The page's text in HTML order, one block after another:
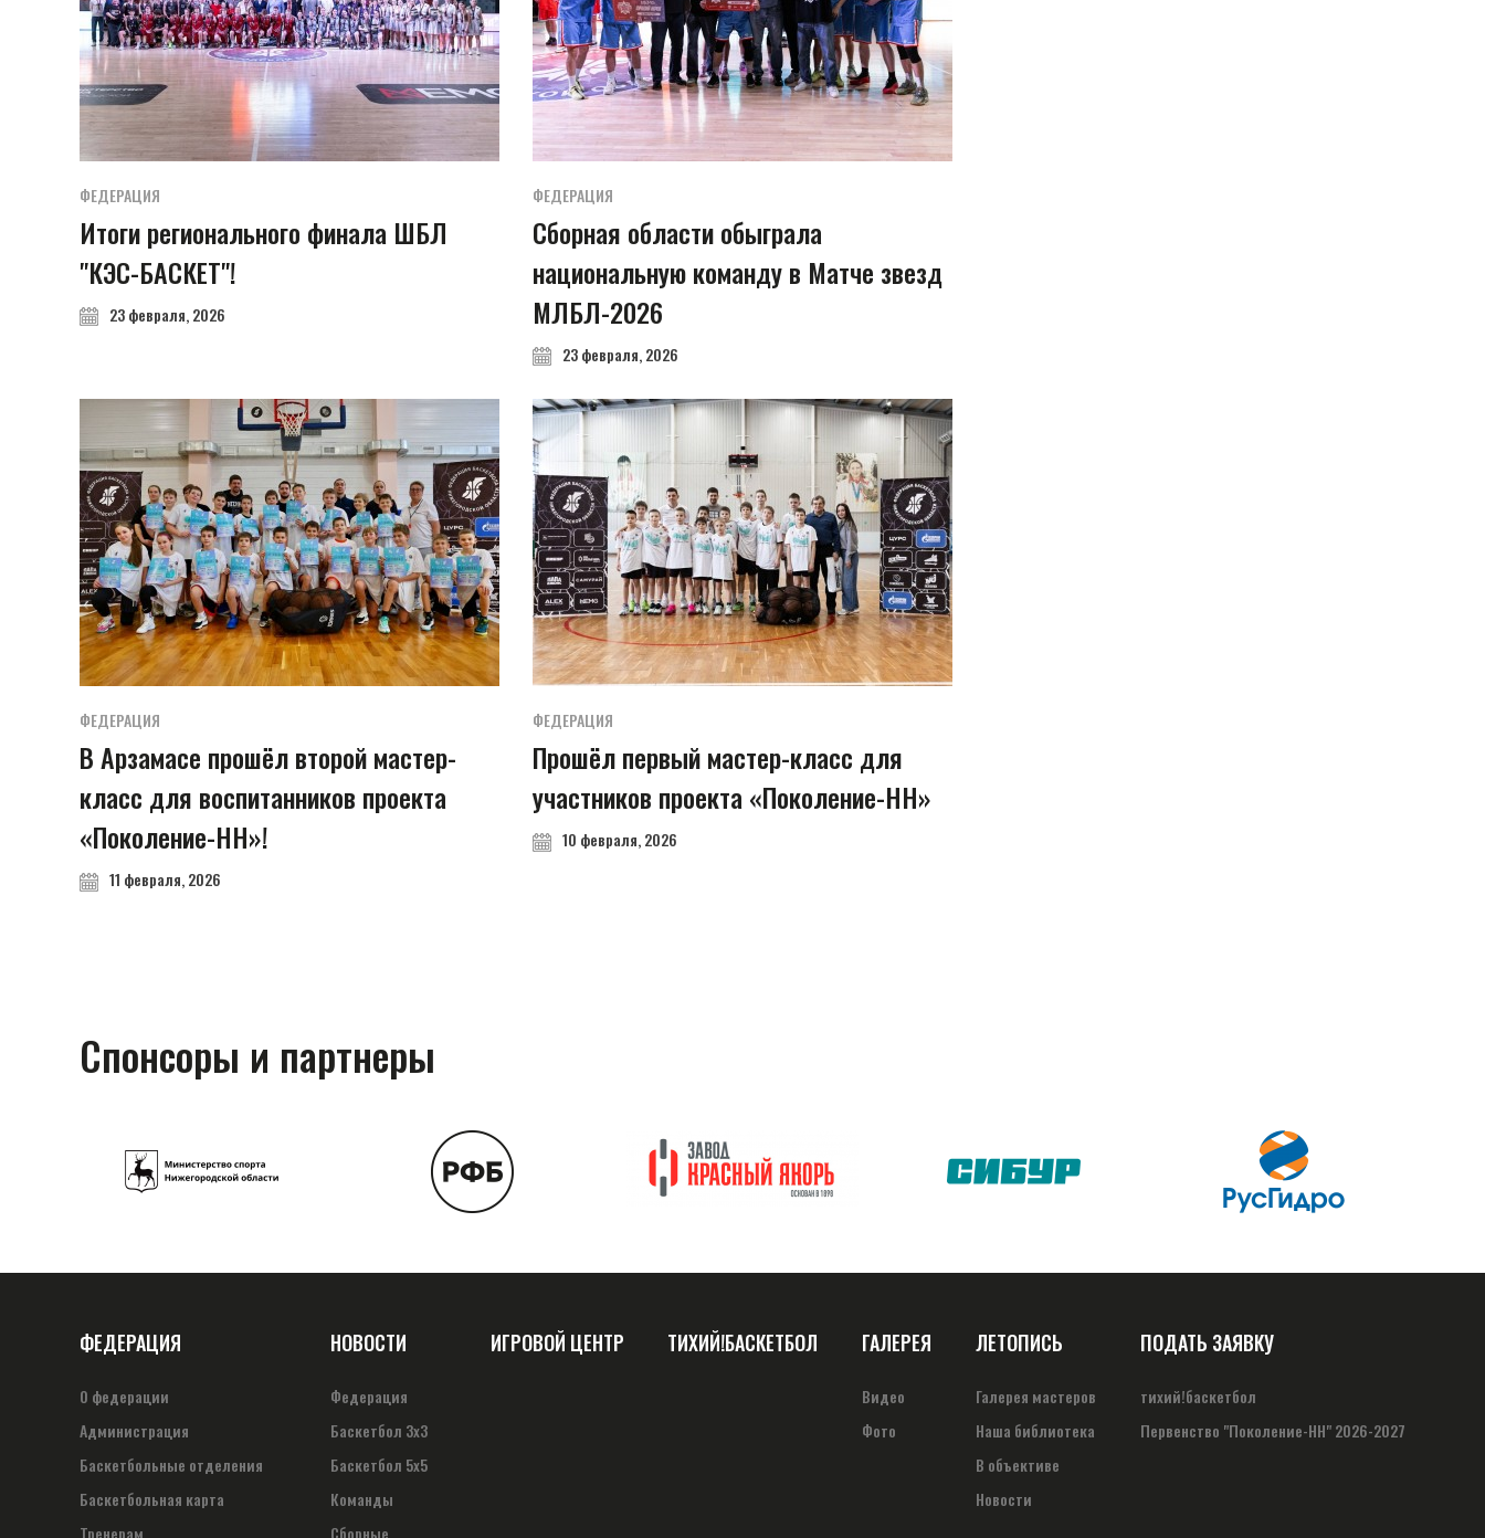
ФЕДЕРАЦИЯ
Итоги регионального финала ШБЛ
"КЭС-БАСКЕТ"!
23 февраля, 2026
ФЕДЕРАЦИЯ
Сборная области обыграла
национальную команду в Матче звезд
МЛБЛ-2026
23 февраля, 2026
ФЕДЕРАЦИЯ
В Арзамасе прошёл второй мастер-
класс для воспитанников проекта
«Поколение-НН»!
11 февраля, 2026
ФЕДЕРАЦИЯ
Прошёл первый мастер-класс для
участников проекта «Поколение-НН»
10 февраля, 2026
Спонсоры и партнеры
ФЕДЕРАЦИЯ
О федерации
Администрация
Баскетбольные отделения
Баскетбольная карта
Тренерам
НОВОСТИ
Федерация
Баскетбол 3х3
Баскетбол 5х5
Команды
Сборные
ИГРОВОЙ ЦЕНТР ТИХИЙ!БАСКЕТБОЛ ГАЛЕРЕЯ
Видео
Фото
ЛЕТОПИСЬ
Галерея мастеров
Наша библиотека
В объективе
Новости
ПОДАТЬ ЗАЯВКУ
тихий!баскетбол
Первенство "Поколение-НН" 2026-2027